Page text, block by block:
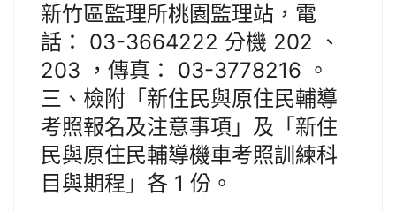
新竹區監理所桃園監理站，電
話： 03-3664222 分機 202 、
203 ，傳真： 03-3778216 。
三、檢附「新住民與原住民輔導
考照報名及注意事項」及「新住
民與原住民輔導機車考照訓練科
目與期程」各 1 份。